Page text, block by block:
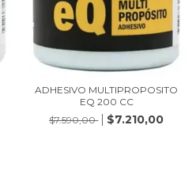
ADHESIVO MULTIPROPOSITO
EQ 200 CC
$7.590,00
$7.210,00